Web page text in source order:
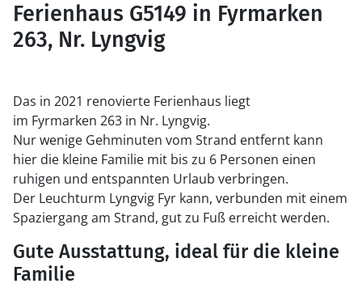
Ferienhaus G5149 in Fyrmarken
263, Nr. Lyngvig
Das in 2021 renovierte Ferienhaus liegt
im Fyrmarken 263 in Nr. Lyngvig.
Nur wenige Gehminuten vom Strand entfernt kann
hier die kleine Familie mit bis zu 6 Personen einen
ruhigen und entspannten Urlaub verbringen.
Der Leuchturm Lyngvig Fyr kann, verbunden mit einem
Spaziergang am Strand, gut zu Fuß erreicht werden.
Gute Ausstattung, ideal für die kleine
Familie